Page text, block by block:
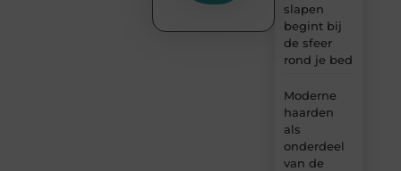
slapen
begint bij
de sfeer
rond je bed
Moderne
haarden
als
onderdeel
van de